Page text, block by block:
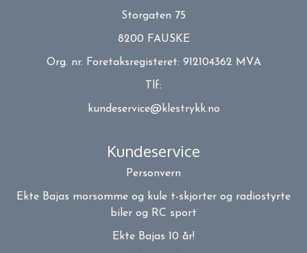
Storgaten 75
8200 FAUSKE
Org. nr. Foretaksregisteret: 912104362 MVA
Tlf:
kundeservice@klestrykk.no
Kundeservice
Personvern
Ekte Bajas morsomme og kule t-skjorter og radiostyrte
biler og RC sport
Ekte Bajas 10 år!